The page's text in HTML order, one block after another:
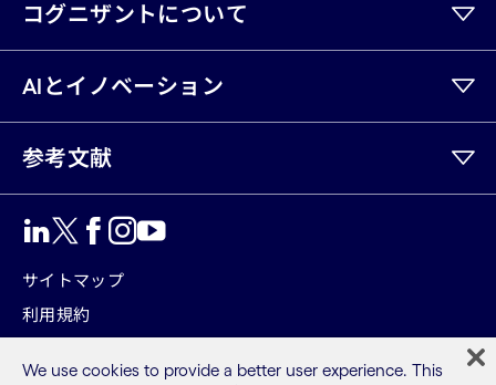
コグニザントについて
AIとイノベーション
参考文献
サイトマップ
利用規約
We use cookies to provide a better user experience. This